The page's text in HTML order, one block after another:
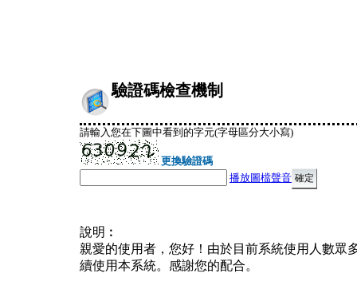
驗證碼檢查機制
請輸入您在下圖中看到的字元(字母區分大小寫)
更換驗證碼
播放圖檔聲音
說明︰
親愛的使用者，您好！由於目前系統使用人數眾
續使用本系統。感謝您的配合。